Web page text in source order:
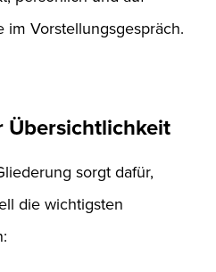
Vorstellungsgespräch.
Übersichtlichkeit
sorgt dafür,
die wichtigsten